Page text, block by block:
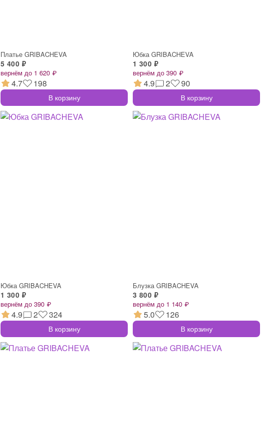
Платье GRIBACHEVA
5 400 ₽
вернём до 1 620 ₽
4.7 198
В корзину
Юбка GRIBACHEVA
1 300 ₽
вернём до 390 ₽
4.9 2 90
В корзину
Юбка GRIBACHEVA
1 300 ₽
вернём до 390 ₽
4.9 2 324
В корзину
Блузка GRIBACHEVA
3 800 ₽
вернём до 1 140 ₽
5.0 126
В корзину